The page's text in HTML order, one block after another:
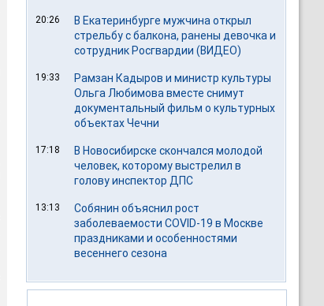
20:26
В Екатеринбурге мужчина открыл
стрельбу с балкона, ранены девочка и
сотрудник Росгвардии (ВИДЕО)
19:33
Рамзан Кадыров и министр культуры
Ольга Любимова вместе снимут
документальный фильм о культурных
объектах Чечни
17:18
В Новосибирске скончался молодой
человек, которому выстрелил в
голову инспектор ДПС
13:13
Собянин объяснил рост
заболеваемости COVID-19 в Москве
праздниками и особенностями
весеннего сезона